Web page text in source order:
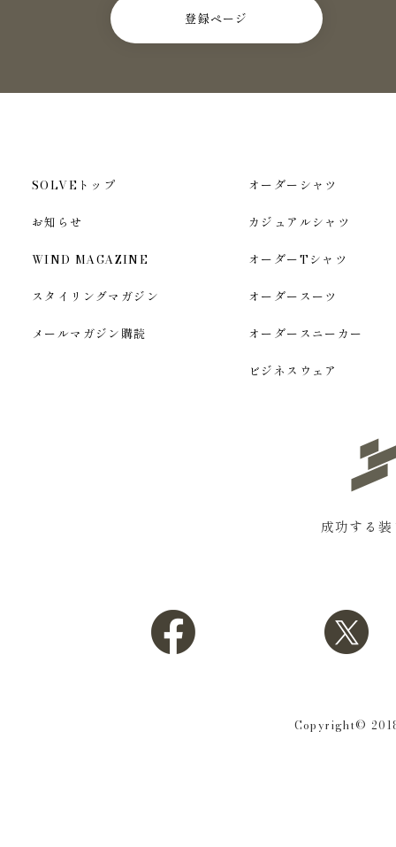
登録ページ
SOLVEトップ
お知らせ
WIND MAGAZINE
スタイリングマガジン
メールマガジン購読
オーダーシャツ
カジュアルシャツ
オーダーTシャツ
オーダースーツ
オーダースニーカー
ビジネスウェア
成功する
Copyright©